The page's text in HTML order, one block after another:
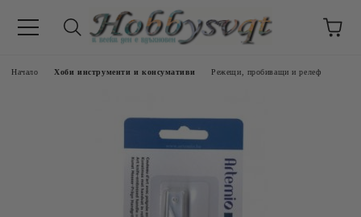
Начало Хоби инструменти и консумативи Режещи, пробиващи и релеф